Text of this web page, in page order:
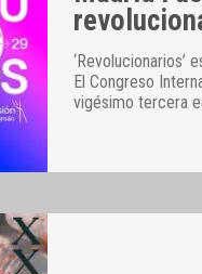
‘Revolucionarios’
El Congreso
vigésimo tercera